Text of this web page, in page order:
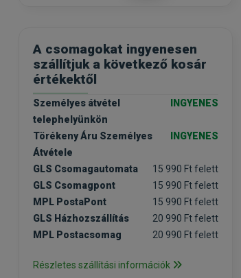
Monge BWild Grain Free
Puppy & Junior Duck &
Potatoes Kacsa burgonyával
2,5kg
szuperprémium száraztáp
kölyökkutyáknak
(1)
Rendelhető
8 912 Ft 11 883 Ft
Monge
felnőtt
A csomagokat ingyenesen
szállítjuk a következő kosár
értékektől
Személyes átvétel
telephelyünkön
INGYENES
Törékeny Áru Személyes
Átvétele
INGYENES
GLS Csomagautomata
15 990 Ft felett
GLS Csomagpont
15 990 Ft felett
MPL PostaPont
15 990 Ft felett
GLS Házhozszállítás
20 990 Ft felett
MPL Postacsomag
20 990 Ft felett
Részletes szállítási információk